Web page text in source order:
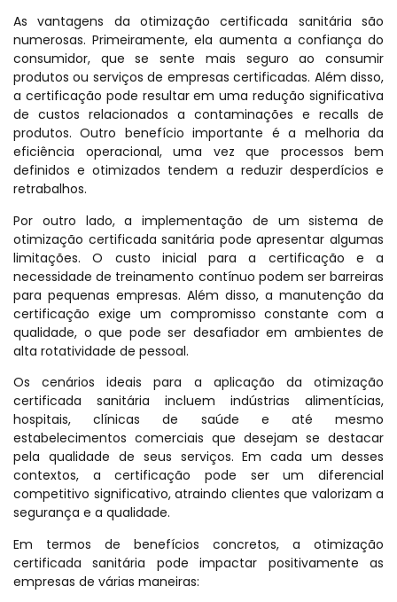
As vantagens da otimização certificada sanitária são
numerosas. Primeiramente, ela aumenta a confiança do
consumidor, que se sente mais seguro ao consumir
produtos ou serviços de empresas certificadas. Além disso,
a certificação pode resultar em uma redução significativa
de custos relacionados a contaminações e recalls de
produtos. Outro benefício importante é a melhoria da
eficiência operacional, uma vez que processos bem
definidos e otimizados tendem a reduzir desperdícios e
retrabalhos.
Por outro lado, a implementação de um sistema de
otimização certificada sanitária pode apresentar algumas
limitações. O custo inicial para a certificação e a
necessidade de treinamento contínuo podem ser barreiras
para pequenas empresas. Além disso, a manutenção da
certificação exige um compromisso constante com a
qualidade, o que pode ser desafiador em ambientes de
alta rotatividade de pessoal.
Os cenários ideais para a aplicação da otimização
certificada sanitária incluem indústrias alimentícias,
hospitais, clínicas de saúde e até mesmo
estabelecimentos comerciais que desejam se destacar
pela qualidade de seus serviços. Em cada um desses
contextos, a certificação pode ser um diferencial
competitivo significativo, atraindo clientes que valorizam a
segurança e a qualidade.
Em termos de benefícios concretos, a otimização
certificada sanitária pode impactar positivamente as
empresas de várias maneiras: